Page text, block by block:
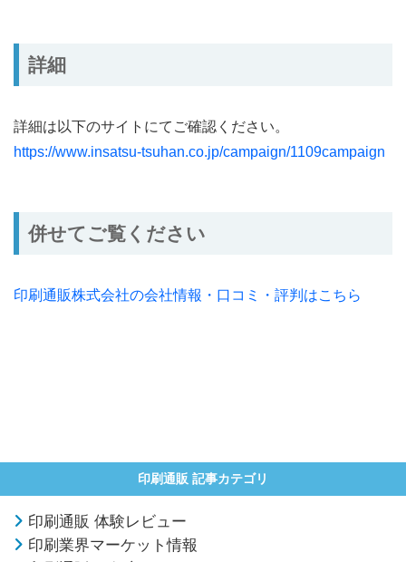
詳細
詳細は以下のサイトにてご確認ください。
https://www.insatsu-tsuhan.co.jp/campaign/1109campaign
併せてご覧ください
印刷通販株式会社の会社情報・口コミ・評判はこちら
印刷通販 記事カテゴリ
印刷通販 体験レビュー
印刷業界マーケット情報